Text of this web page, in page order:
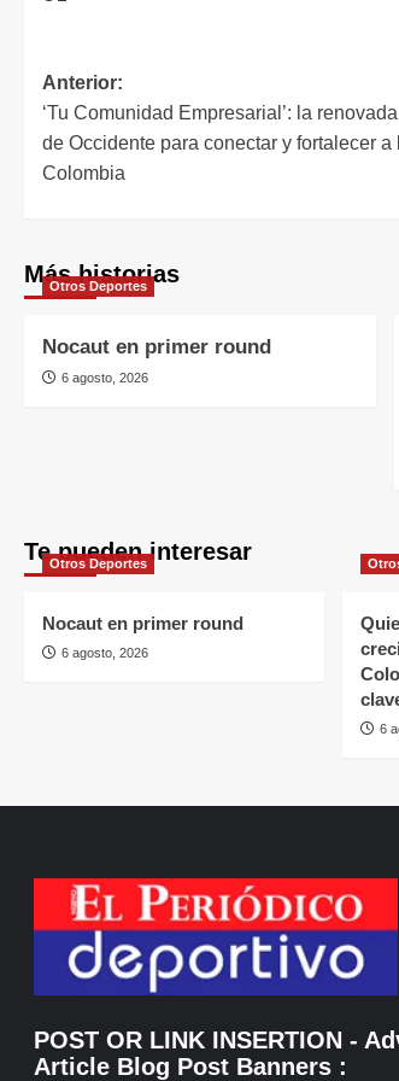
Anterior:
‘Tu Comunidad Empresarial’: la
de Occidente para conectar y fortalecer a
Colombia
Más historias
Otros Deportes
Nocaut en primer round
6 agosto, 2026
Te pueden interesar
Otros Deportes
Nocaut en primer round
6 agosto, 2026
6
POST OR LINK INSERTION -
Article Blog Post Banners :